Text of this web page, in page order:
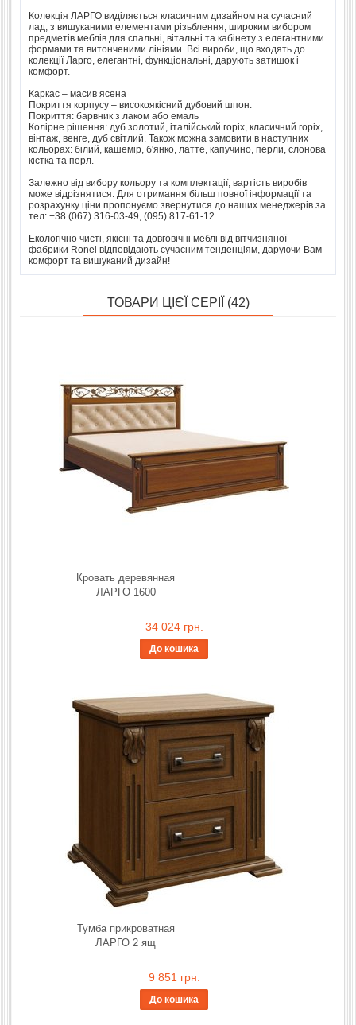
Колекція ЛАРГО виділяється класичним дизайном на сучасний
лад, з вишуканими елементами різьблення, широким вибором
предметів меблів для спальні, вітальні та кабінету з елегантними
формами та витонченими лініями. Всі вироби, що входять до
колекції Ларго, елегантні, функціональні, дарують затишок і
комфорт.
Каркас – масив ясена
Покриття корпусу – високоякісний дубовий шпон.
Покриття: барвник з лаком або емаль
Колірне рішення: дуб золотий, італійський горіх, класичний горіх,
вінтаж, венге, дуб світлий. Також можна замовити в наступних
кольорах: білий, кашемір, б'янко, латте, капучино, перли, слонова
кістка та перл.
Залежно від вибору кольору та комплектації, вартість виробів
може відрізнятися. Для отримання більш повної інформації та
розрахунку ціни пропонуємо звернутися до наших менеджерів за
тел: +38 (067) 316-03-49, (095) 817-61-12.
Екологічно чисті, якісні та довговічні меблі від вітчизняної
фабрики Ronel відповідають сучасним тенденціям, даруючи Вам
комфорт та вишуканий дизайн!
ТОВАРИ ЦІЄЇ СЕРІЇ (42)
Кровать деревянная
ЛАРГО 1600
34 024 грн.
До кошика
Тумба прикроватная
ЛАРГО 2 ящ
9 851 грн.
До кошика